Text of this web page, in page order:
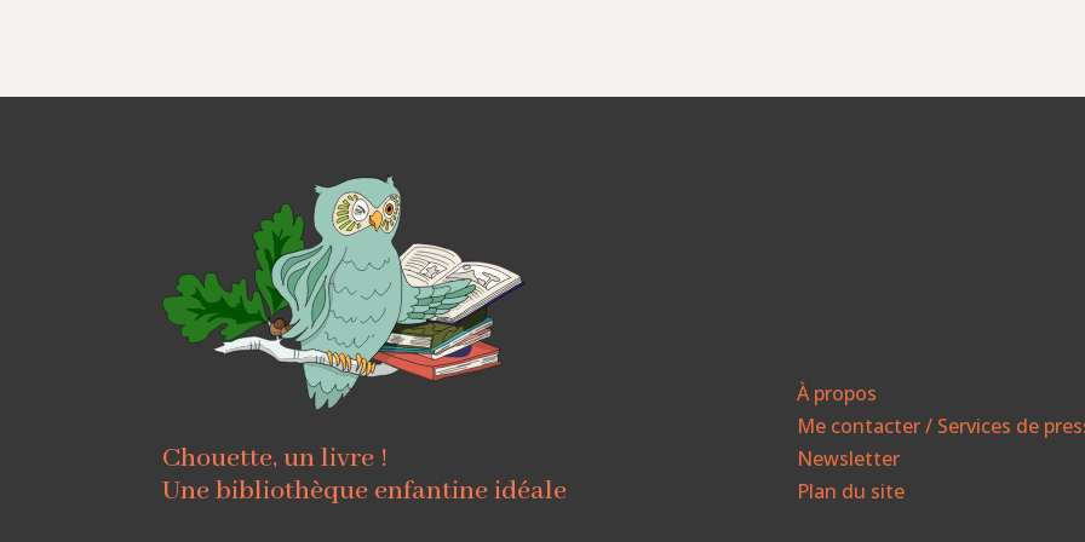
Chouette, un livre !
Une bibliothèque enfantine idéale
À propos
Me contacter / Services de
Newsletter
Plan du site